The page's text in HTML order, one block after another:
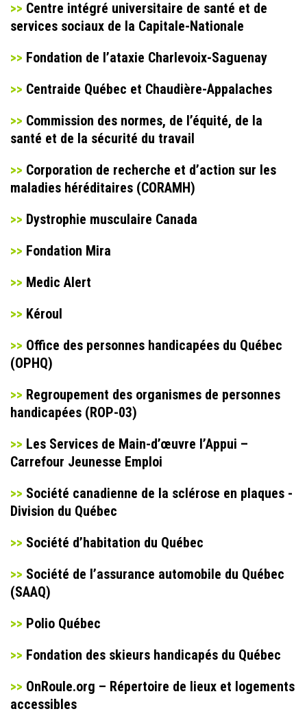
>> Centre intégré universitaire de santé et de
services sociaux de la Capitale-Nationale
>> Fondation de l’ataxie Charlevoix-Saguenay
>> Centraide Québec et Chaudière-Appalaches
>> Commission des normes, de l’équité, de la
santé et de la sécurité du travail
>> Corporation de recherche et d’action sur les
maladies héréditaires (CORAMH)
>> Dystrophie musculaire Canada
>> Fondation Mira
>> Medic Alert
>> Kéroul
>> Office des personnes handicapées du Québec
(OPHQ)
>> Regroupement des organismes de personnes
handicapées (ROP-03)
>> Les Services de Main-d’œuvre l’Appui –
Carrefour Jeunesse Emploi
>> Société canadienne de la sclérose en plaques -
Division du Québec
>> Société d’habitation du Québec
>> Société de l’assurance automobile du Québec
(SAAQ)
>> Polio Québec
>> Fondation des skieurs handicapés du Québec
>> OnRoule.org – Répertoire de lieux et logements
accessibles